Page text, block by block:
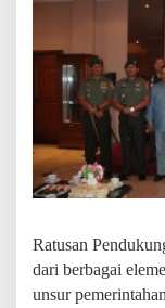
Ratusan
dari berbagai
unsur pemerintahan